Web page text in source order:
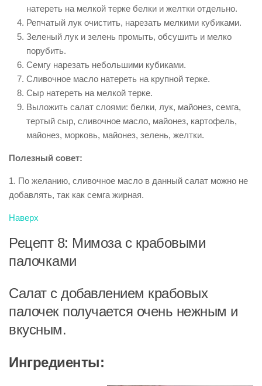
натереть на мелкой терке белки и желтки отдельно.
Репчатый лук очистить, нарезать мелкими кубиками.
Зеленый лук и зелень промыть, обсушить и мелко
порубить.
Семгу нарезать небольшими кубиками.
Сливочное масло натереть на крупной терке.
Сыр натереть на мелкой терке.
Выложить салат слоями: белки, лук, майонез, семга,
тертый сыр, сливочное масло, майонез, картофель,
майонез, морковь, майонез, зелень, желтки.
Полезный совет:
1. По желанию, сливочное масло в данный салат можно не
добавлять, так как семга жирная.
Наверх
Рецепт 8: Мимоза с крабовыми
палочками
Салат с добавлением крабовых
палочек получается очень нежным и
вкусным.
Ингредиенты: